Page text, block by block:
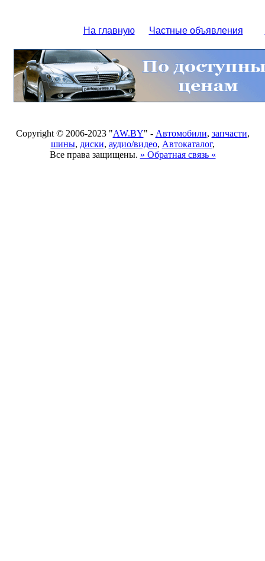
На главную Частные объявления
Copyright © 2006-2023 "AW.BY" - Автомобили, запчасти,
шины, диски, аудио/видео, Автокаталог,
Все права защищены. » Обратная связь «